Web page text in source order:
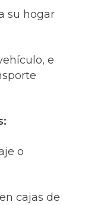
su hogar
e
o
cajas de